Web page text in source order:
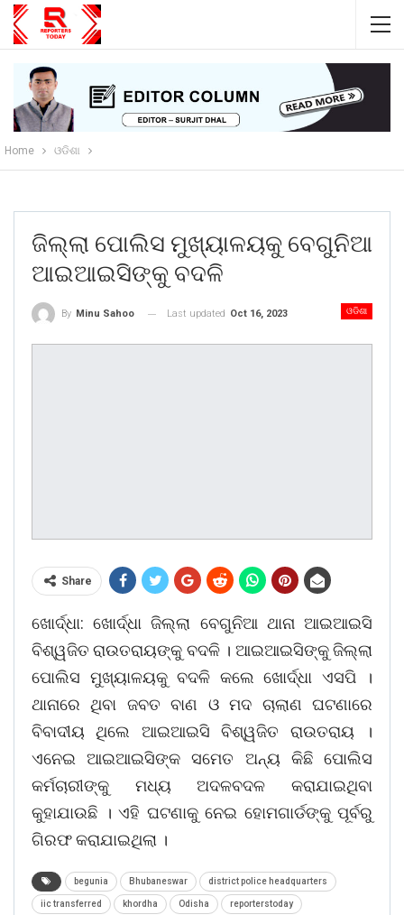
Home ଓଡିଶା
ଜିଲ୍ଲା ପୋଲିସ ମୁଖ୍ୟାଳୟକୁ ବେଗୁନିଆ
ଆଇଆଇସିଙ୍କୁ ବଦଳି
ଓଡିଶା
By Minu Sahoo Last updated Oct 16, 2023
Share
ଖୋର୍ଦ୍ଧା: ଖୋର୍ଦ୍ଧା ଜିଲ୍ଲା ବେଗୁନିଆ ଥାନା ଆଇଆଇସି
ବିଶ୍ୱଜିତ ରାଉତରାୟଙ୍କୁ ବଦଳି । ଆଇଆଇସିଙ୍କୁ ଜିଲ୍ଲା
ପୋଲିସ ମୁଖ୍ୟାଳୟକୁ ବଦଳି କଲେ ଖୋର୍ଦ୍ଧା ଏସପି ।
ଥାନାରେ ଥିବା ଜବତ ବାଣ ଓ ମଦ ଚାଲାଣ ଘଟଣାରେ
ବିବାଦୀୟ ଥିଲେ ଆଇଆଇସି ବିଶ୍ୱଜିତ ରାଉତରାୟ ।
ଏନେଇ ଆଇଆଇସିଙ୍କ ସମେତ ଅନ୍ୟ କିଛି ପୋଲିସ
କର୍ମଚାରୀଙ୍କୁ ମଧ୍ୟ ଅଦଳବଦଳ କରାଯାଇଥିବା
କୁହାଯାଉଛି । ଏହି ଘଟଣାକୁ ନେଇ ହୋମଗାର୍ଡଙ୍କୁ ପୂର୍ବରୁ
ଗିରଫ କରାଯାଇଥିଲା ।
begunia Bhubaneswar district police headquarters
iic transferred khordha Odisha reporterstoday